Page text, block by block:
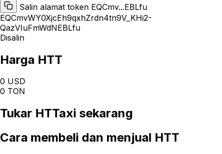
Salin alamat token EQCmv...EBLfu
EQCmvWY0XjcEh9qxhZrdn4tn9V_KHi2-
QazVIuFmWdNEBLfu
Disalin
Harga HTT
0 USD
0 TON
Tukar HTTaxi sekarang
Cara membeli dan menjual HTT